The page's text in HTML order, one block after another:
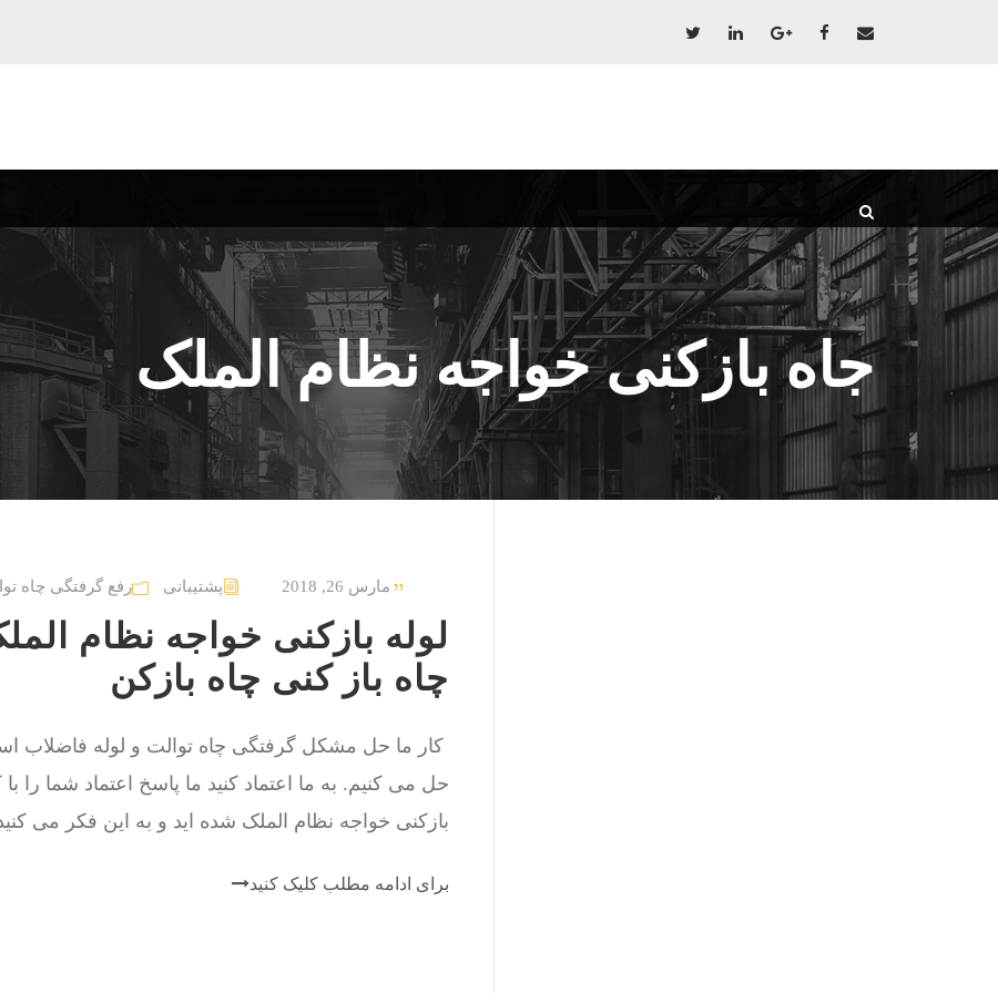
جاه بازکنی خواجه نظام الملک
مارس 26, 2018 پشتیبانی رفع گرفتگی چاه
چاه باز کنی چاه بازکن
حل می کنیم. به ما اعتماد کنید ما پاسخ اعتماد شما را
بازکنی خواجه نظام الملک شده اید و به این فکر می
برای ادامه مطلب کلیک کنید